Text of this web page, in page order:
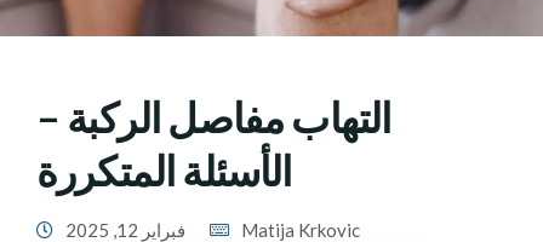
التهاب مفاصل الركبة –
الأسئلة المتكررة
فبراير 12, 2025
Matija Krkovic